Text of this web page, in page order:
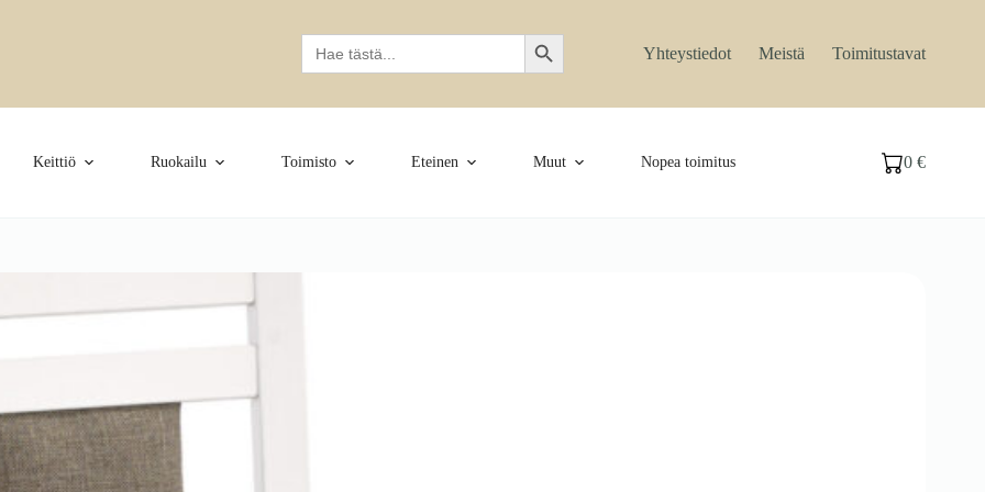
Search
for:
Search Button Yhteystiedot Meistä Toimitustavat
Keittiö Ruokailu Toimisto Eteinen Muut Nopea toimitus Ostoskori
0€